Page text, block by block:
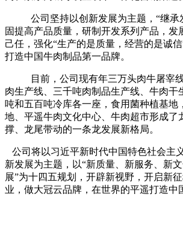
公司坚持以创新发展为主题， “继承
固提高产品质量，研制开发系列产品，发
己任，强化“生产的是质量，经营的是诚信
打造中国牛肉制品第一品牌。
目前，公司现有年三万头肉牛屠宰
肉生产线、三千吨肉制品生产线、牛肉干
吨和五百吨冷库各一座，食用菌种植基地，
地、平遥牛肉文化中心、牛肉超市形成了
撑、龙尾带动的一条龙发展新格局。
公司将以习近平新时代中国特色社会主
新发展为主题，以“新质量、新服务、新
展”为十四五规划，开辟新视野，开启新
业，做大冠云品牌，在世界的平遥打造中